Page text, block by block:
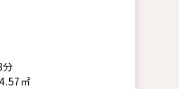
分
㎡